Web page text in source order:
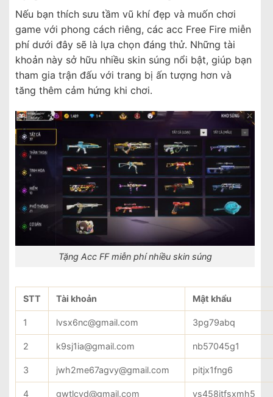
Nếu bạn thích sưu tầm vũ khí đẹp và muốn chơi
game với phong cách riêng, các acc Free Fire miễn
phí dưới đây sẽ là lựa chọn đáng thử. Những tài
khoản này sở hữu nhiều skin súng nổi bật, giúp bạn
tham gia trận đấu với trang bị ấn tượng hơn và
tăng thêm cảm hứng khi chơi.
Tặng Acc FF miễn phí nhiều skin súng
STT Tài khoản Mật khẩu
1 lvsx6nc@gmail.com 3pg79abq
2 k9sj1ia@gmail.com nb57045g1
3 jwh2me67agvy@gmail.com pitjx1fng6
4 gwtlcvd@gmail.com vs458jtfsxmh5